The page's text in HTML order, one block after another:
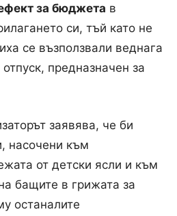
за бюджета в
си, тъй като не
се възползвали веднага
предназначен за
заявява, че би
насочени към
от детски ясли и към
бащите в грижата за
останалите